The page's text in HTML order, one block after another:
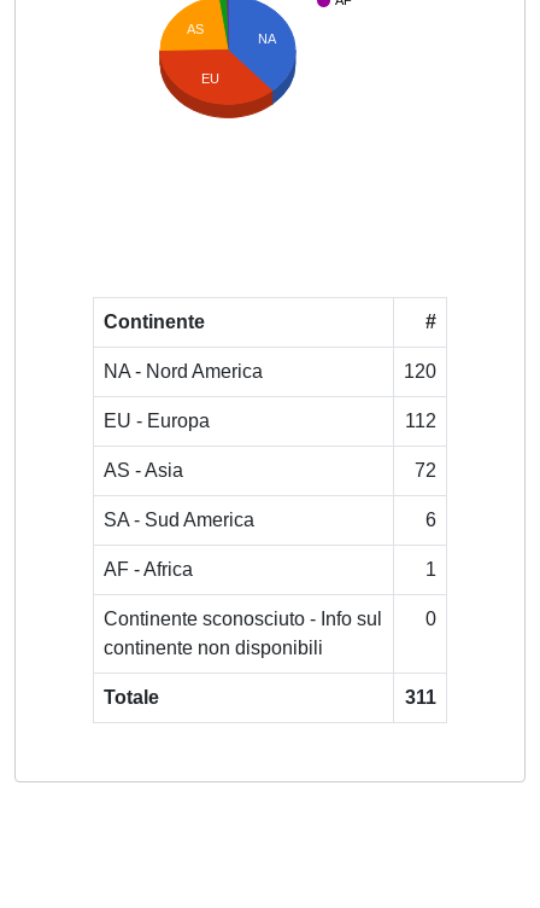
NA
AS
EU
Continente #
NA - Nord America 120
EU - Europa 112
AS - Asia 72
SA - Sud America 6
AF - Africa 1
Continente sconosciuto - Info sul
continente non disponibili
0
Totale 311